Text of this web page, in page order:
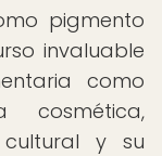
pigmento
invaluable
como
y su